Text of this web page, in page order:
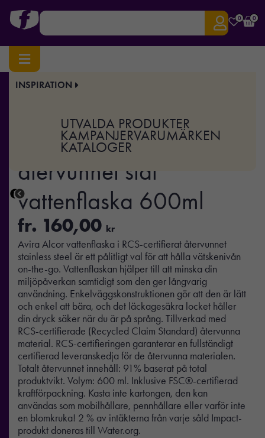
0 0
INSPIRATION
UTVALDA PRODUKTER
KAMPANJERVARUMÄRKEN
KATALOGER
Hem/Drinkware/ Vattenflaskor
Avira Alcor RCS
återvunnet stål
vattenflaska 600ml
fr. 160,00 kr
Avira Alcor vattenflaska i RCS-certifierat återvunnet
stainless steel är ett pålitligt val för att hålla vätskenivån
on-the-go. Vattenflaskan hjälper till att minska din
miljöpåverkan samtidigt som den ger långvarig
användning. Enkelväggskonstruktionen gör att den är lätt
och enkel att bära, och det läckagesäkra locket håller
din dryck säker när du är på språng. Tillverkad med
RCS-certifierade (Recycled Claim Standard) återvunna
material. RCS-certifieringen garanterar en fullständigt
certifierad leveranskedja för de återvunna materialen.
Totalt återvunnet innehåll: 91% baserat på total
produktvikt. Volym: 600 ml. Inklusive FSC®-certifierad
kraftförpackning. Kasta inte kartongen, den kan
användas som mobilhållare, pennhållare eller varför inte
en blomkruka! 2 % av intäkterna från varje såld Impact-
produkt doneras till Water.org.